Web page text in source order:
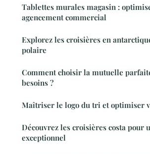
Tablettes murales magasin :
agencement commercial
Explorez les croisières en
polaire
Comment choisir la mutuelle
besoins ?
Maîtriser le logo du tri et optimiser
Découvrez les croisières costa pour
exceptionnel